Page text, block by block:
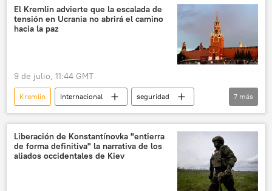
Donald Trump
Irán Ucrania
El Kremlin advierte que la escalada de
tensión en Ucrania no abrirá el camino
hacia la paz
9 de julio, 11:44 GMT
Kremlin Internacional
seguridad
Dmitri Peskov
Moscú
OTAN
Ucrania
EEUU
Rusia
7 más
Liberación de Konstantínovka "entierra
de forma definitiva" la narrativa de los
aliados occidentales de Kiev